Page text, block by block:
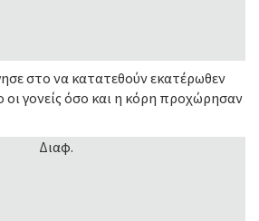
στο να κατατεθούν εκατέρωθεν
οι γονείς όσο και η κόρη προχώρησαν
Διαφ.